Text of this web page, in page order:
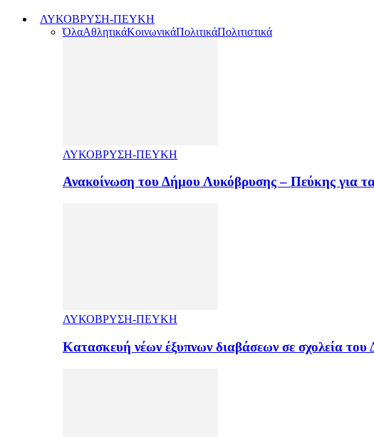
ΛΥΚΟΒΡΥΣΗ-ΠΕΥΚΗ
ΌλαΑθλητικάΚοινωνικάΠολιτικάΠολιτιστικά
ΛΥΚΟΒΡΥΣΗ-ΠΕΥΚΗ
Ανακοίνωση του Δήμου Λυκόβρυσης – Πεύκης για
ΛΥΚΟΒΡΥΣΗ-ΠΕΥΚΗ
Κατασκευή νέων έξυπνων διαβάσεων σε σχολεία